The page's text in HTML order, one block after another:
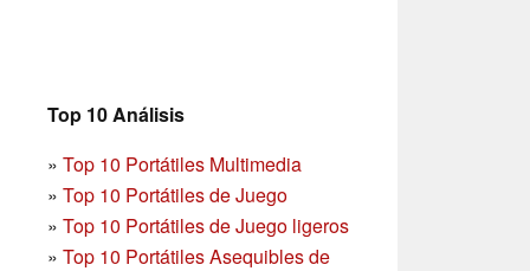
Top 10 Análisis
» Top 10 Portátiles Multimedia
» Top 10 Portátiles de Juego
» Top 10 Portátiles de Juego ligeros
» Top 10 Portátiles Asequibles de